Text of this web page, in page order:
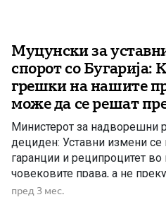
Муцунски за
спорот со Бугарија:
грешки на нашите
може да се решат
Министерот за надворешни
дециден: Уставни измени се
гаранции и реципроцитет
човековите права, а не
пред 3 мес.